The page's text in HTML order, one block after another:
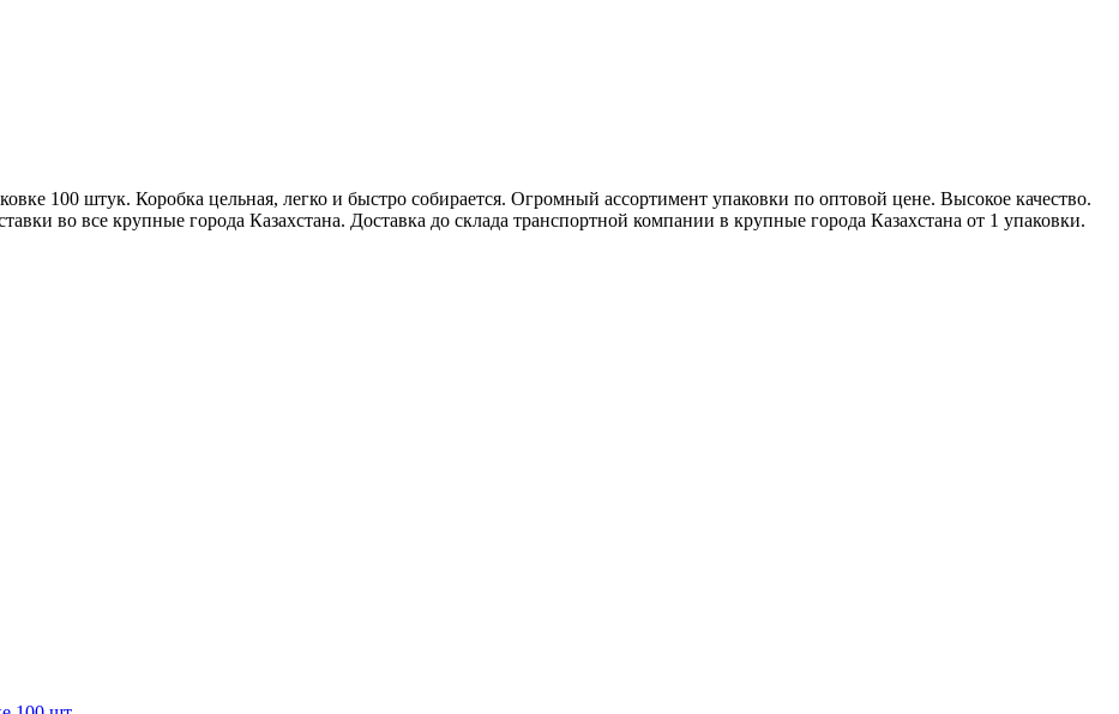
100 штук. Коробка цельная, легко и быстро собирается. Огромный ассортимент упаковки по оптовой цене. Высокое качество.
во все крупные города Казахстана. Доставка до склада транспортной компании в крупные города Казахстана от 1 упаковки.